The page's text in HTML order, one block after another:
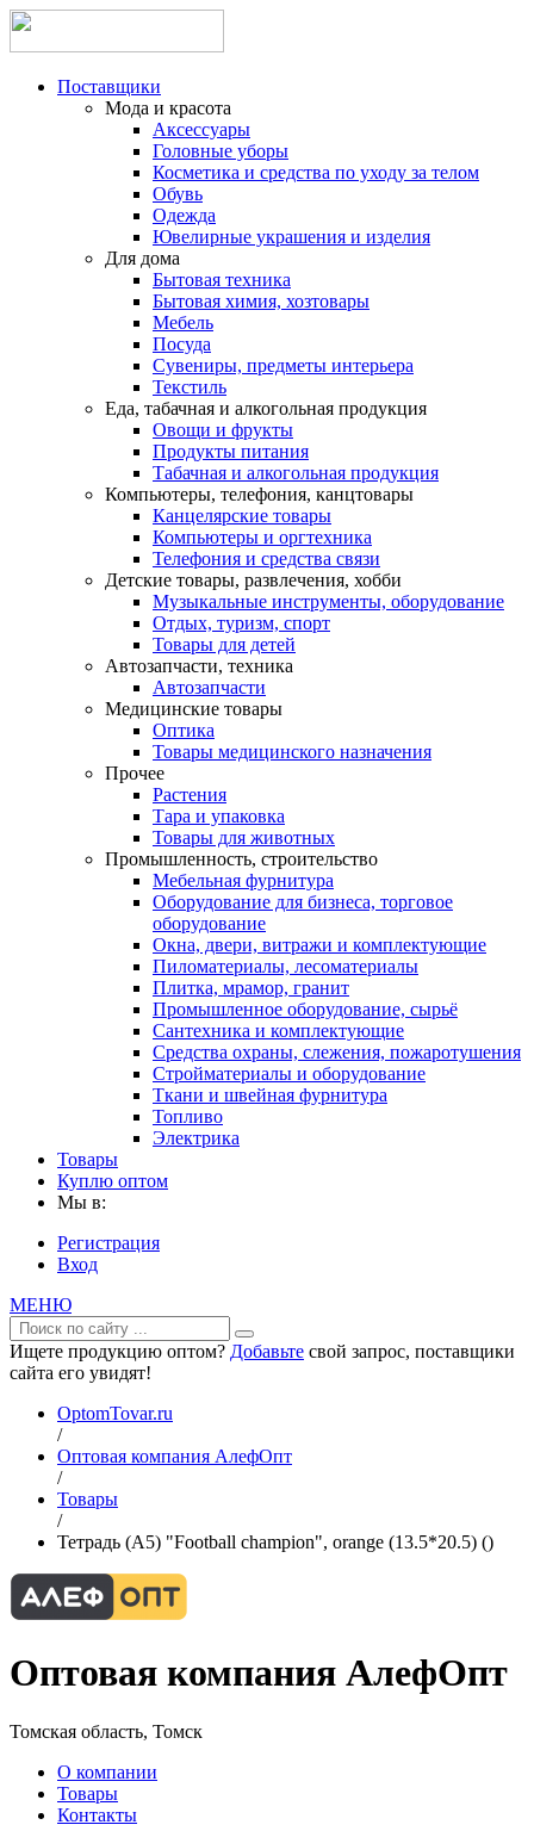
Поставщики
Мода и красота
Аксессуары
Головные уборы
Косметика и средства по уходу за телом
Обувь
Одежда
Ювелирные украшения и изделия
Для дома
Бытовая техника
Бытовая химия, хозтовары
Мебель
Посуда
Сувениры, предметы интерьера
Текстиль
Еда, табачная и алкогольная продукция
Овощи и фрукты
Продукты питания
Табачная и алкогольная продукция
Компьютеры, телефония, канцтовары
Канцелярские товары
Компьютеры и оргтехника
Телефония и средства связи
Детские товары, развлечения, хобби
Музыкальные инструменты, оборудование
Отдых, туризм, спорт
Товары для детей
Автозапчасти, техника
Автозапчасти
Медицинские товары
Оптика
Товары медицинского назначения
Прочее
Растения
Тара и упаковка
Товары для животных
Промышленность, строительство
Мебельная фурнитура
Оборудование для бизнеса, торговое
оборудование
Окна, двери, витражи и комплектующие
Пиломатериалы, лесоматериалы
Плитка, мрамор, гранит
Промышленное оборудование, сырьё
Сантехника и комплектующие
Средства охраны, слежения, пожаротушения
Стройматериалы и оборудование
Ткани и швейная фурнитура
Топливо
Электрика
Товары
Куплю оптом
Мы в:
Регистрация
Вход
МЕНЮ
Ищете продукцию оптом? Добавьте свой запрос, поставщики
сайта его увидят!
OptomTovar.ru
/
Оптовая компания АлефОпт
/
Товары
/
Тетрадь (A5) "Football champion", orange (13.5*20.5) ()
Оптовая компания АлефОпт
Томская область, Томск
О компании
Товары
Контакты